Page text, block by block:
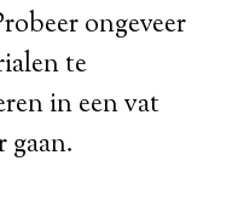
ongeveer
te
in een vat
gaan.